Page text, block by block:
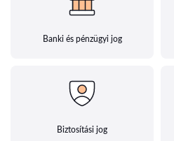
Banki és pénzügyi jog
Biztosítási jog